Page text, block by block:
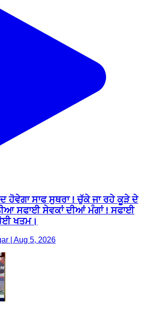
ਹੋਵੇਗਾ ਸਾਫ ਸੁਥਰਾ ! ਚੁੱਕੇ ਜਾ ਰਹੇ ਕੂੜੇ ਦੇ
ਸਫਾਈ ਸੇਵਕਾਂ ਦੀਆਂ ਮੰਗਾਂ ! ਸਫਾਈ
ਖਤਮ।
| Aug 5, 2026